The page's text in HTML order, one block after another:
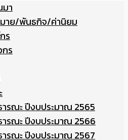
มา
าย/พันธกิจ/ค่านิยม
ร
ร
รณะ ปีงบประมาณ 2565
รณะ ปีงบประมาณ 2566
รณะ ปีงบประมาณ 2567